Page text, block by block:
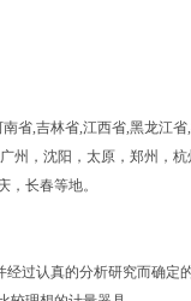
省,吉林省,江西省,黑龙江
州，沈阳，太原，郑州，
长春等地。
过认真的分析研究而确定